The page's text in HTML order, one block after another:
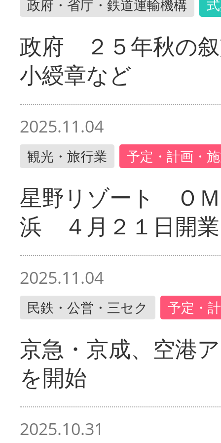
政府・省庁・鉄道運輸機構
政府 ２５年秋の
小綬章など
2025.11.04
観光・旅行業 予定・計画・
星野リゾート Ｏ
浜 ４月２１日開業
2025.11.04
民鉄・公営・三セク 予定・
京急・京成、空港
を開始
2025.10.31